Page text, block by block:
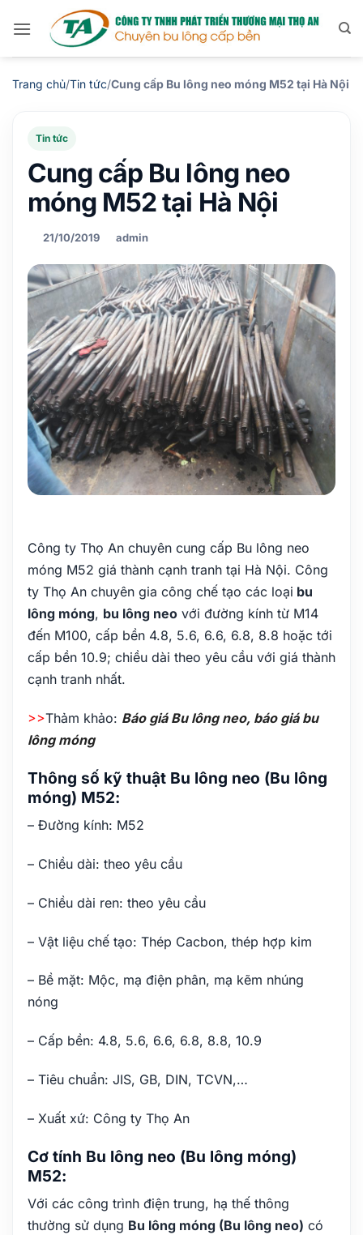
qua
Trang chủ/Tin tức/Cung cấp Bu lông neo móng M52 tại Hà Nội
Tin tức
Cung cấp Bu lông neo
móng M52 tại Hà Nội
21/10/2019 admin
Công ty Thọ An chuyên cung cấp Bu lông neo
móng M52 giá thành cạnh tranh tại Hà Nội. Công
ty Thọ An chuyên gia công chế tạo các loại bu
lông móng, bu lông neo với đường kính từ M14
đến M100, cấp bền 4.8, 5.6, 6.6, 6.8, 8.8 hoặc tới
cấp bền 10.9; chiều dài theo yêu cầu với giá thành
cạnh tranh nhất.
>>Thảm khảo: Báo giá Bu lông neo, báo giá bu
lông móng
Thông số kỹ thuật Bu lông neo (Bu lông
móng) M52:
– Đường kính: M52
– Chiều dài: theo yêu cầu
– Chiều dài ren: theo yêu cầu
– Vật liệu chế tạo: Thép Cacbon, thép hợp kim
– Bề mặt: Mộc, mạ điện phân, mạ kẽm nhúng
nóng
– Cấp bền: 4.8, 5.6, 6.6, 6.8, 8.8, 10.9
– Tiêu chuẩn: JIS, GB, DIN, TCVN,…
– Xuất xứ: Công ty Thọ An
Cơ tính Bu lông neo (Bu lông móng)
M52:
Với các công trình điện trung, hạ thế thông
thường sử dụng Bu lông móng (Bu lông neo) có